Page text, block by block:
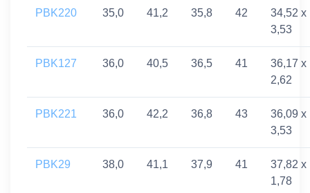
PBK220 35,0 41,2 35,8 42
34,52 x
3,53
PBK127 36,0 40,5 36,5 41
36,17 x
2,62
PBK221 36,0 42,2 36,8 43
36,09 x
3,53
PBK29 38,0 41,1 37,9 41
37,82 x
1,78